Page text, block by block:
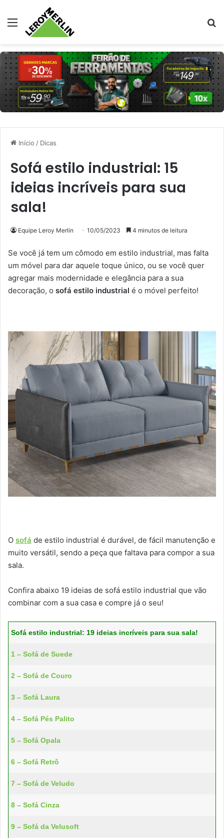
Menu
Início / Dicas
Sofá estilo industrial: 15
ideias incríveis para sua
sala!
Equipe Leroy Merlin 10/05/2023 4 minutos de leitura
Se você já tem um cômodo em estilo industrial, mas falta
um móvel para dar aquele toque único, ou se você quer
agregar mais modernidade e elegância para a sua
decoração, o sofá estilo industrial é o móvel perfeito!
O sofá de estilo industrial é durável, de fácil manutenção e
muito versátil, sendo a peça que faltava para compor a sua
sala.
Confira abaixo 19 ideias de sofá estilo industrial que vão
combinar com a sua casa e compre já o seu!
Sofá estilo industrial: 19 ideias incríveis para sua sala!
1 – Sofá de Suede
2 – Sofá de Couro
3 – Sofá Laura
4 – Sofá Pés Palito
5 – Sofá Opala
6 – Sofá Retrô
7 – Sofá de Veludo
8 – Sofá Cinza
9 – Sofá da Velusoft